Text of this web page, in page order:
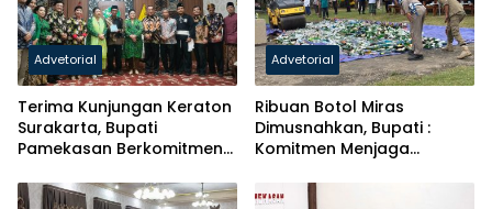
Advetorial
Terima Kunjungan Keraton
Surakarta, Bupati
Pamekasan Berkomitmen
Advetorial
Ribuan Botol Miras
Dimusnahkan, Bupati :
Komitmen Menjaga